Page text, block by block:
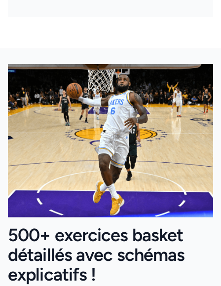
500+ exercices basket
détaillés avec schémas
explicatifs !